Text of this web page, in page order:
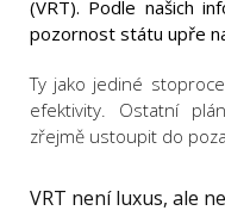
(VRT). Podle našich
pozornost státu upře
Ty jako jediné
efektivity. Ostatní
zřejmě ustoupit do
VRT není luxus, ale